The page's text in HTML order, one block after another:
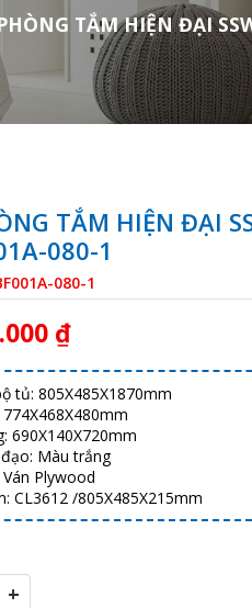
TẮM HIỆN ĐẠI
TẮM HIỆN ĐẠI
080-1
080-1
₫
tủ: 805X485X1870mm
690X140X720mm
Màu trắng
Plywood
CL3612 /805X485X215mm
+